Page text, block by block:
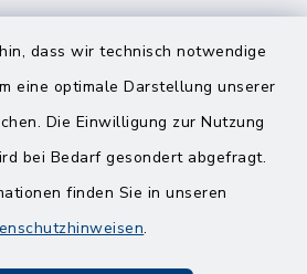
dass wir technisch notwendige
eine optimale Darstellung unserer
Die Einwilligung zur Nutzung
bei Bedarf gesondert abgefragt.
finden Sie in unseren
.